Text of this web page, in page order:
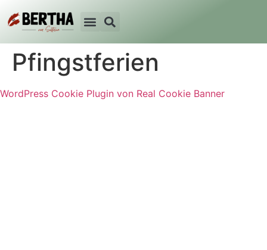
Pfingstferien
WordPress Cookie Plugin von Real Cookie Banner